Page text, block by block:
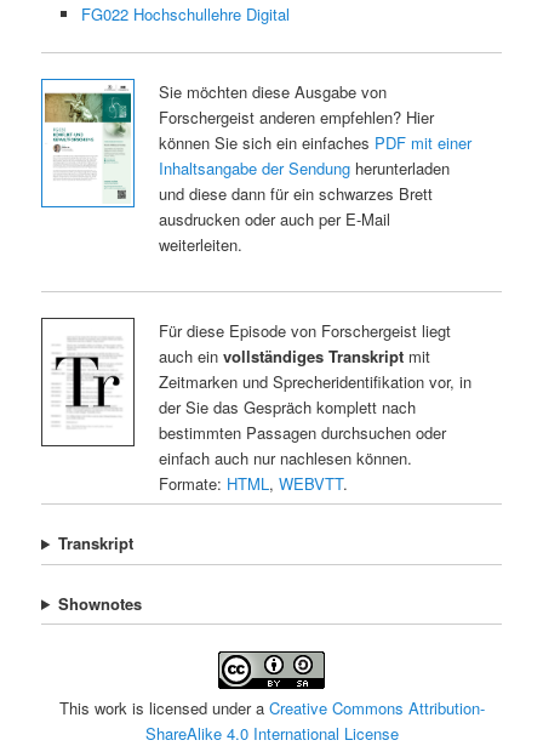
FG022 Hochschullehre Digital
Sie möchten diese Ausgabe von
Forschergeist anderen empfehlen? Hier
können Sie sich ein einfaches PDF mit einer
Inhaltsangabe der Sendungherunterladen
und diese dann für ein schwarzes Brett
ausdrucken oder auch per E-Mail
weiterleiten.
Für diese Episode von Forschergeist liegt
auch ein vollständiges Transkriptmit
Zeitmarken und Sprecheridentifikation vor, in
der Sie das Gespräch komplett nach
bestimmten Passagen durchsuchen oder
einfach auch nur nachlesen können.
Formate: HTML , WEBVTT.
Transkript
Shownotes
This work is licensed under a Creative Commons Attribution-
ShareAlike 4.0 International License